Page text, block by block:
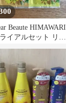
Beaute HIMAWARI
ライアルセット リッ